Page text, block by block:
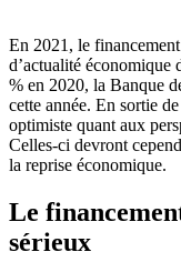
En 2021, le
d’actualité
% en 2020, la Banque
cette année. En sortie
optimiste quant aux
Celles-ci devront
la reprise économique.
Le
sérieux